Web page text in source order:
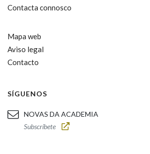
Contacta connosco
Mapa web
Aviso legal
Contacto
SÍGUENOS
NOVAS DA ACADEMIA
Subscríbete